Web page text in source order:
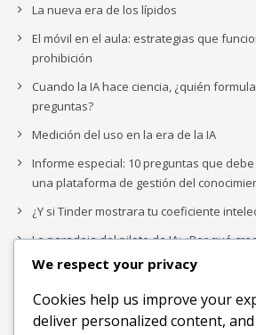
La nueva era de los lípidos
El móvil en el aula: estrategias que
prohibición
Cuando la IA hace ciencia, ¿quién
preguntas?
Medición del uso en la era de la IA
Informe especial: 10 preguntas que
una plataforma de gestión del
¿Y si Tinder mostrara tu coeficiente
La paradoja del piloto de IA: ¿Por qué
complejidad de la IA empresarial?
Los organigramas de marketing se
IA acaba de dejarlos obsoletos.
We respect your privacy
Cookies help us improve your
deliver personalized content,